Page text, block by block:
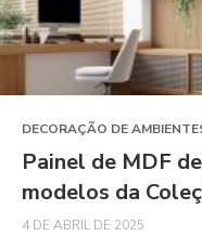
DECORAÇÃO DE
Painel de MDF
modelos da
4 DE ABRIL DE 2025